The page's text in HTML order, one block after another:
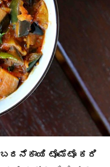
ಬದನೆಕಾಯಿ ಟೊಮೆಟೊ ಕರಿ